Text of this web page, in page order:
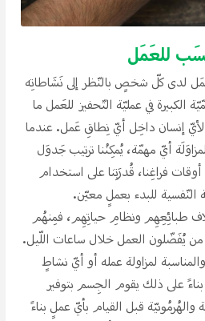
للعَمَل
لدى كلّ شخصِِ بالنّظر إلى نَشَاطاتِه
الكبيرة في عمليّة التّحفيز للعَمل ما
لأيّ إنسان داخِل أيّ نِطاقِ عَمل. عندما
أيّ مهمّة، يُمكِنُنا ترتيب جَدوَل
فراغِنا، قُدرَتِنا على استخدام
النّفسية للبدء بعملِِ معيّن.
طبائِعِهِم ونظامِ حياتِهِم، فمِنهُم
من يُفَضّلون العمل خلال ساعات اللّيل.
لمزاولة عمله أو أيّ نشاطِِ
على ذلك يقوم الجِسم بتوفير
والهُرمُونيّة قبل القيام بأيّ عملِِ بناءََ